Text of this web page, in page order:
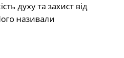
духу та захист від
називали